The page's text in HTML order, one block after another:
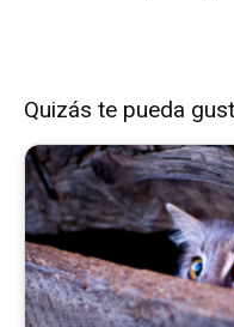
Quizás te pueda